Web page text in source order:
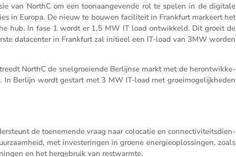
van NorthC om een toonaan­ge­vende rol te spelen in de digitale
in Europa. De nieuw te bouwen facili­teit in Frank­furt markeert het
hub. In fase 1 wordt er 1,5 MW IT load ontwik­keld. Dit groeit de
datacenter in Frank­furt zal initieel een IT-load van 3MW worden
NorthC de snelgroei­ende Berlijnse markt met de heront­wik­ke­
Berlijn wordt gestart met 3 MW IT-load met groei­mo­ge­lijk­heden
de toene­mende vraag naar colocatie en connec­ti­vi­teits­dien­
met inves­te­ringen in groene energie­op­los­singen, zoals
en het herge­bruik van restwarmte.